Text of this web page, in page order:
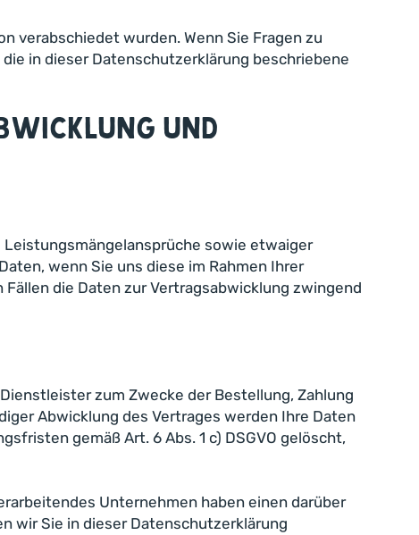
verabschiedet wurden. Wenn Sie Fragen zu
in dieser Datenschutzerklärung beschriebene
und
sowie etwaiger
wenn Sie uns diese im Rahmen Ihrer
die Daten zur Vertragsabwicklung zwingend
zum Zwecke der Bestellung, Zahlung
Abwicklung des Vertrages werden Ihre Daten
gemäß Art. 6 Abs. 1 c) DSGVO gelöscht,
Unternehmen haben einen darüber
wir Sie in dieser Datenschutzerklärung